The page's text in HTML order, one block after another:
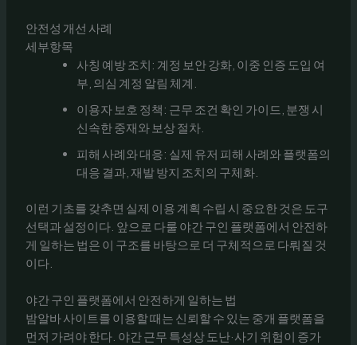
안전성 개선 사례
세부항목
사칭 예방 조치: 계정 보안 강화, 이중 인증 도입 여
부, 의심 계정 알림 체계.
이용자 보호 정책: 근무 조건 확인 가이드, 분쟁 시
신속한 중재와 보상 절차.
피해 사례와 대응: 실제 유저 피해 사례와 플랫폼의
대응 결과, 재발 방지 조치의 구체화.
이런 기초를 갖추면 실제 이용 계획 수립 시 중요한 것은 도구
선택과 설정이다. 앞으로 다룰 야간 구인 플랫폼에서 안전하
게 일하는 법은 이 구조를 바탕으로 더 구체적으로 다뤄질 것
이다.
야간 구인 플랫폼에서 안전하게 일하는 법
밤알바 사이트를 이용할 때는 신뢰할 수 있는 중개 플랫폼을
먼저 가려야 한다. 야간 근무 특성상 도난·사기 위험이 증가